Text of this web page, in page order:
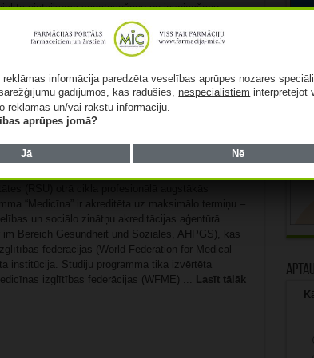
pieteikuma sagatavošanu un iesniegšanu
2026. gada februāra-marta uzsaukumā. Plānotais
starptautisko akreditāciju
“Medicīna” ir akreditēta uz maksimālo termiņu –
un sociālo zinātņu akreditācijas aģentūrā
im Bereich Gesundheit und Soziales, AHPGS), kas
federācijas (World Federation for Medical
institūcija. Studiju programma tika izvērtēta
izglītības federācijas (WFME) ... Lasīt tālāk
informācija paredzēta veselības aprūpes nozares
gadījumos, kas radušies,nespeciālistiem interpretējot
reklāmas un/vai rakstu informāciju.
aprūpes jomā?
Jā Nē